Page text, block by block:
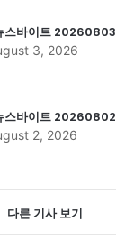
스바이트 20260803
3, 2026
스바이트 20260802
2, 2026
다른 기사 보기